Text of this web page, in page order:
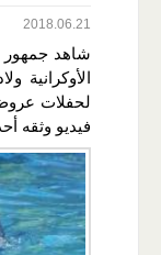
2018.06.21
شاهد جمهور
فيديو وثقه